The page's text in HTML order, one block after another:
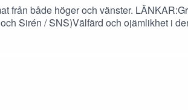
från både höger och vänster.
Sirén / SNS)Välfärd och ojämlikhet i
By Default? You Wouldn’t